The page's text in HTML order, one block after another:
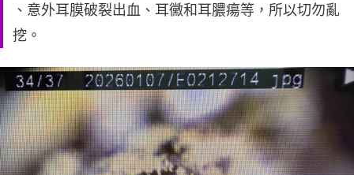
、意外耳膜破裂出血、耳黴和耳膿瘍等，所以切勿亂
挖。